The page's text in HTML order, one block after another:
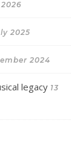
2025
2024
legacy 13